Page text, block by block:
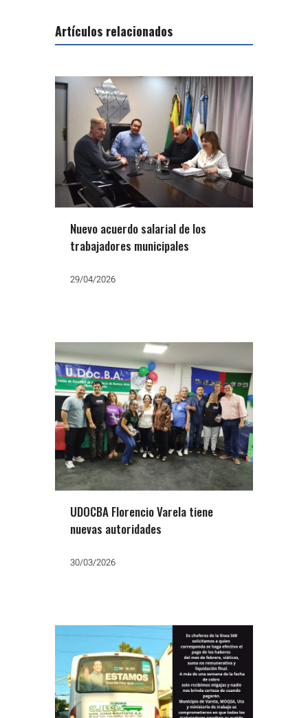
Artículos relacionados
Nuevo acuerdo salarial de los
trabajadores municipales
29/04/2026
UDOCBA Florencio Varela tiene
nuevas autoridades
30/03/2026